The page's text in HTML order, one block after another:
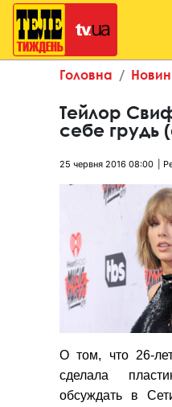
Головна
Тейлор
себе грудь
25 червня 2016 08:00
О том, что 26-
сделала
обсуждать в